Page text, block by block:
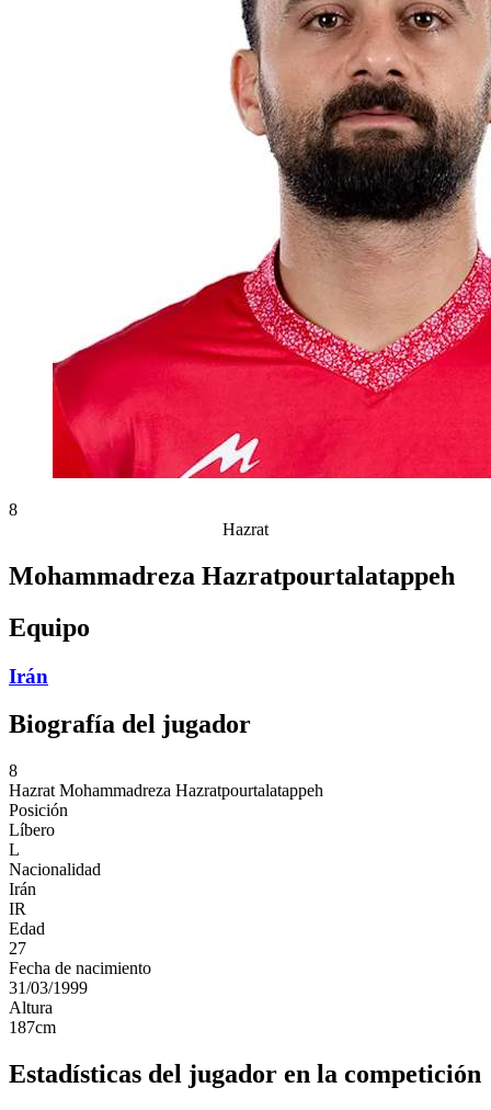
8
Hazrat
Mohammadreza Hazratpourtalatappeh
Equipo
Irán
Biografía del jugador
8
Hazrat Mohammadreza Hazratpourtalatappeh
Posición
Líbero
L
Nacionalidad
Irán
IR
Edad
27
Fecha de nacimiento
31/03/1999
Altura
187cm
Estadísticas del jugador en la competición